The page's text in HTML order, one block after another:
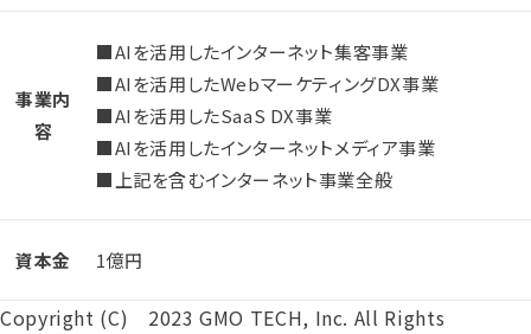
事業内
容
■AIを活用したインターネット集客事業
■AIを活用したWebマーケティングDX事業
■AIを活用したSaaS DX事業
■AIを活用したインターネットメディア事業
■上記を含むインターネット事業全般
資本金 1億円
Copyright (C) 2023 GMO TECH, Inc. All Rights